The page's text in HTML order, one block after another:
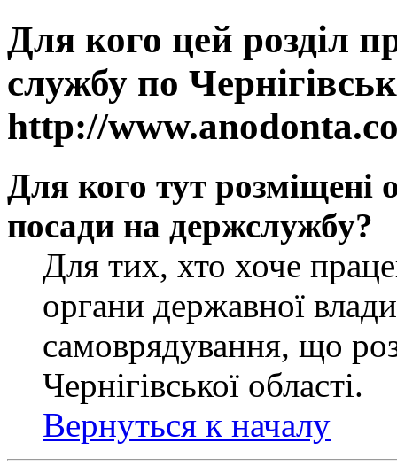
Для кого цей розділ
службу по
http://
Для кого тут розміщені
посади на держслужбу?
Для тих, хто хоче
органи державної
самоврядування, що
Чернігівської області.
Вернуться к началу